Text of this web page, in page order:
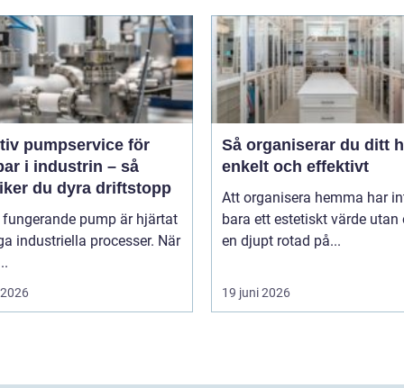
pumpservice för
i industrin – så
du dyra driftstopp
fungerande pump är hjärtat
industriella processer. När
Så organiserar du ditt
enkelt och effektivt
Att organisera hemma har
bara ett estetiskt värde utan
en djupt rotad på...
19 juni 2026